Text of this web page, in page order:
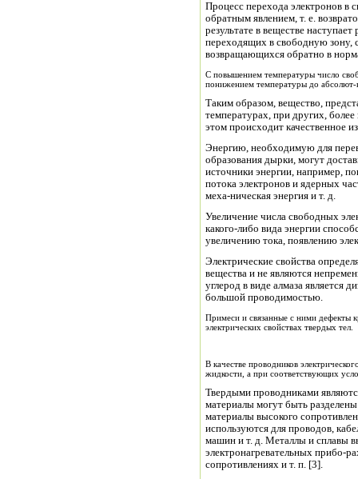
Процесс перехода электронов в
обратным явлением, т. е.
результате в веществе
переходящих в свободную зону,
возвращающихся обратно в
С повышением температуры число
понижением температуры до
Таким образом, вещество,
температурах, при других,
этом происходит качественное
Энергию, необходимую для
образования дырки, могут
источники энергии, например,
потока электронов и ядерных
меха-ническая энергия и т. д.
Увеличение числа свободных
какого-либо вида энергии
увеличению тока, появлению
Электрические свойства
вещества и не являются
углерод в виде алмаза является
большой проводимостью.
Примеси и связанные с ними дефекты
электрических свойствах твердых тел.
В качестве проводников
жидкости, а при соответствующих
Твердыми проводниками
материалы могут быть
материалы высокого
используются для проводов,
машин и т. д. Металлы и сплавы
электронагревательных прибо-
сопротивлениях и т. п. [3].